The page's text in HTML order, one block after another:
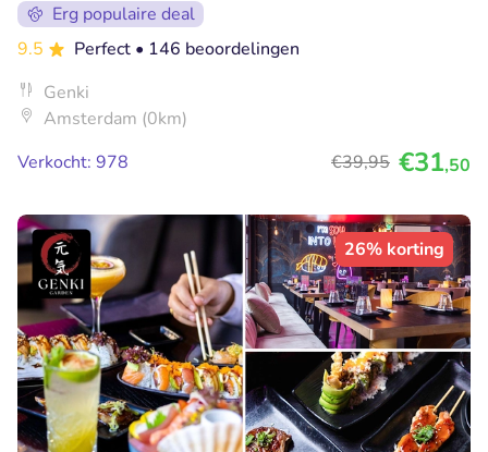
Erg populaire deal
9.5
Perfect • 146 beoordelingen
Genki
Amsterdam (0km)
Verkocht: 978
€39,95 €31,50
26% korting